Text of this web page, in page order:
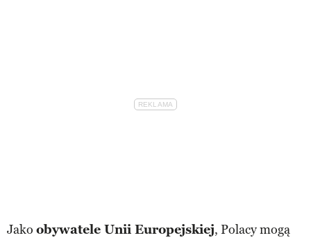
Jako obywatele Unii Europejskiej, Polacy mogą